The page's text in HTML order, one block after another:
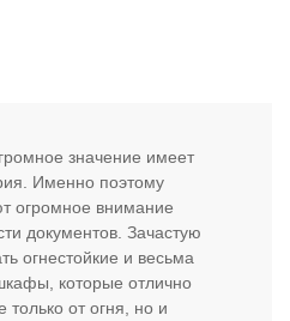
значение имеет
Именно поэтому
огромное внимание
документов. Зачастую
огнестойкие и весьма
которые отлично
от огня, но и